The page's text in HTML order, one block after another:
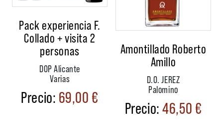
Pack experiencia F.
Collado + visita 2
personas
DOP Alicante
Varias
69,00€
Amontillado Roberto
Amillo
D.O. JEREZ
Palomino
46,50€